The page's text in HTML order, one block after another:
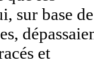
sur base de
et